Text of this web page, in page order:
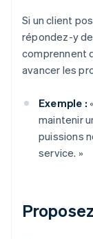
Si un client
répondez-y
comprennent
avancer les
Exemple :
maintenir
puissions
service. »